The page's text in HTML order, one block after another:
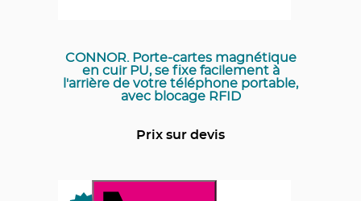
CONNOR. Porte-cartes magnétique
en cuir PU, se fixe facilement à
l'arrière de votre téléphone portable,
avec blocage RFID
Prix sur devis